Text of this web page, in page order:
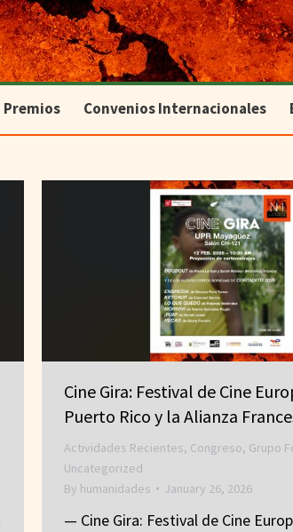
Premios Convenios Internacionales
Cine Gira: Festival de Cine
Puerto Rico y la Alianza
Actividades Recientes, Congreso, Grupo
Uncategorized
By humanidades January 26, 2026
— Cine Gira: Festival de Cine
Premios Convenios Internacionales